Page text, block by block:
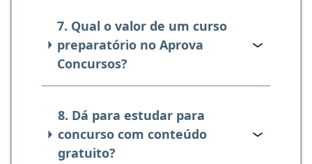
7. Qual o valor de um curso
preparatório no Aprova
Concursos?
8. Dá para estudar para
concurso com conteúdo
gratuito?